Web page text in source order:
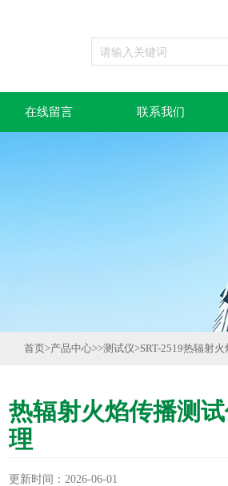
在线留言 联系我们
首页>产品中心>>测试仪>SRT-2519热辐射
热辐射火焰传播测
理
更新时间：2026-06-01